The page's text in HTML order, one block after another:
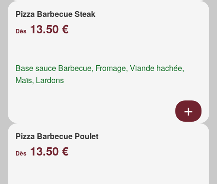
Pizza Barbecue Steak
Dès 13.50 €
Base sauce Barbecue, Fromage, Viande hachée,
Maïs, Lardons
Pizza Barbecue Poulet
Dès 13.50 €